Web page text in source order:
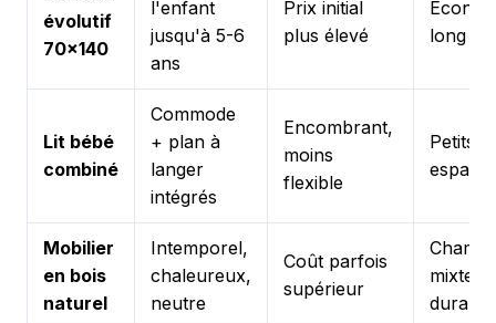
évolutif
70x140
l'enfant
jusqu'à 5-6
ans
Prix initial
plus élevé
long
Lit bébé
combiné
Commode
+ plan à
langer
intégrés
Encombrant,
moins
flexible
Petits
Mobilier
en bois
naturel
Intemporel,
chaleureux,
neutre
Coût parfois
supérieur
mixte
durable